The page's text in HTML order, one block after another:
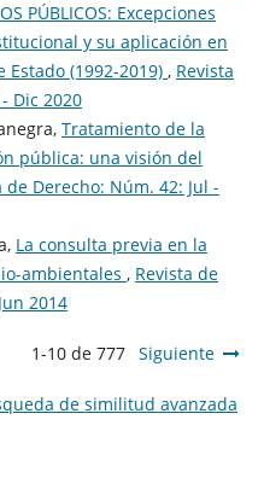
PÚBLICOS: Excepciones
y su aplicación en
(1992-2019) , Revista
Dic 2020
Tratamiento de la
pública: una visión del
de Derecho: Núm. 42: Jul -
La consulta previa en la
ambientales , Revista de
2014
1-10 de 777 Siguiente
de similitud avanzada